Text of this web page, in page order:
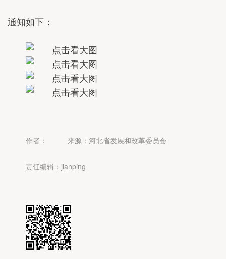
通知如下：
作者： 来源：河北省发展和改革委员会
责任编辑：jianping